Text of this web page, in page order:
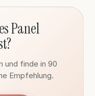
Panel
?
und finde in 90
Empfehlung.